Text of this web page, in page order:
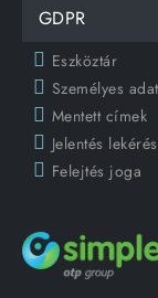
GDPR
Eszköztár
Személyes
Mentett címek
Jelentés
Felejtés joga